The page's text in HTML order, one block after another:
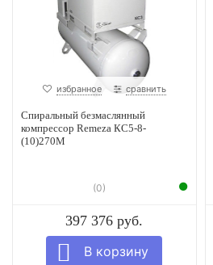
избранное сравнить
Спиральный безмаслянный
компрессор Remeza КС5-8-
(10)270М
(0)
397 376 руб.